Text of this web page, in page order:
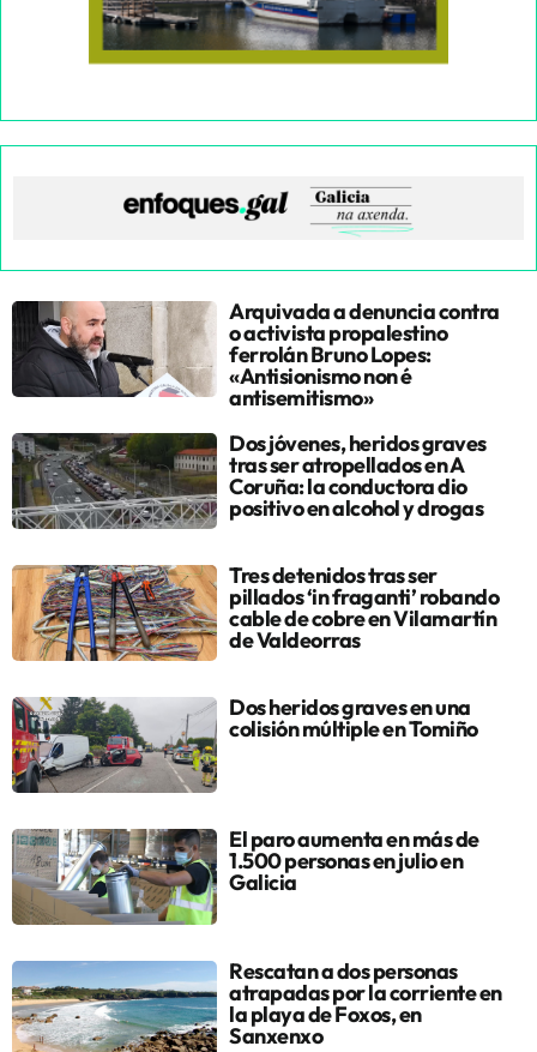
Arquivada a denuncia contra
o activista propalestino
ferrolán Bruno Lopes:
«Antisionismo non é
antisemitismo»
Dos jóvenes, heridos graves
tras ser atropellados en A
Coruña: la conductora dio
positivo en alcohol y drogas
Tres detenidos tras ser
pillados ‘in fraganti’ robando
cable de cobre en Vilamartín
de Valdeorras
Dos heridos graves en una
colisión múltiple en Tomiño
El paro aumenta en más de
1.500 personas en julio en
Galicia
Rescatan a dos personas
atrapadas por la corriente en
la playa de Foxos, en
Sanxenxo